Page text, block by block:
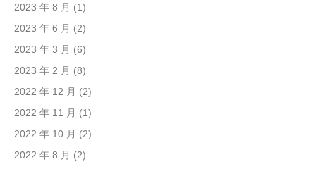
2023 年 8 月 (1)
2023 年 6 月 (2)
2023 年 3 月 (6)
2023 年 2 月 (8)
2022 年 12 月 (2)
2022 年 11 月 (1)
2022 年 10 月 (2)
2022 年 8 月 (2)